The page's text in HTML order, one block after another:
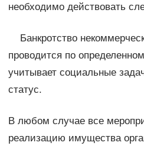
необходимо действовать
Банкротство
проводится по
учитывает социальные
статус.
В любом случае все
реализацию имущества